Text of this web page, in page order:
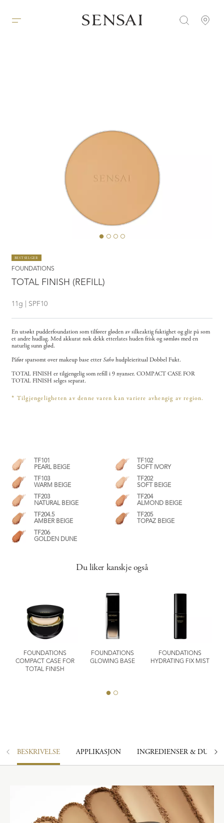
BESTSELGER
FOUNDATIONS
TOTAL FINISH (REFILL)
11g | SPF10
En utsøkt pudderfoundation som tilfører gløden av silkeaktig fuktighet og glir på som
et andre hudlag. Med akkurat nok dekk etterlates huden frisk og sømløs med en
naturlig sunn glød.
Påfør sparsomt over makeup base etter Sahohudpleieritual Dobbel Fukt.
TOTAL FINISH er tilgjengelig som refill i 9 nyanser. COMPACT CASE FOR
TOTAL FINISH selges separat.
* Tilgjengeligheten av denne varen kan variere avhengig av region.
TF101
PEARL BEIGE
TF102
SOFT IVORY
TF103
WARM BEIGE
TF202
SOFT BEIGE
TF203
NATURAL BEIGE
TF204
ALMOND BEIGE
TF204.5
AMBER BEIGE
TF205
TOPAZ BEIGE
TF206
GOLDEN DUNE
Du liker kanskje også
FOUNDATIONS
COMPACT CASE FOR
TOTAL FINISH
FOUNDATIONS
GLOWING BASE
FOUNDATIONS
HYDRATING FIX MIST
BESKRIVELSE APPLIKASJON INGREDIENSER & DUFT